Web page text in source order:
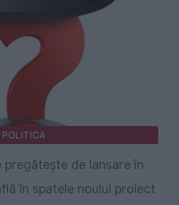
POLITICA
pregătește de lansare în
în spatele noului proiect